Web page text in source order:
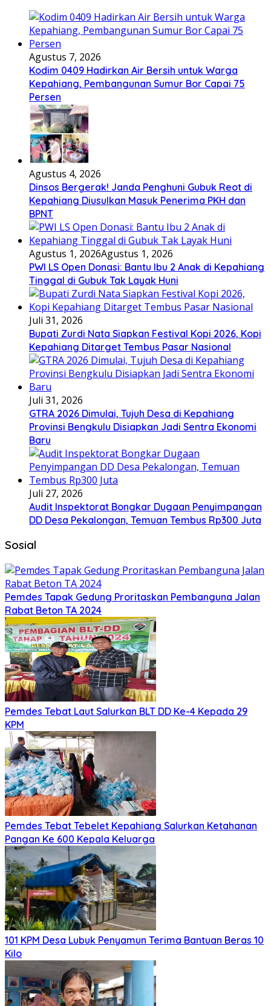
Agustus 7, 2026
Kodim 0409 Hadirkan Air Bersih untuk Warga
Kepahiang, Pembangunan Sumur Bor Capai 75
Persen
Agustus 4, 2026
Dinsos Bergerak! Janda Penghuni Gubuk Reot di
Kepahiang Diusulkan Masuk Penerima PKH dan
BPNT
Agustus 1, 2026Agustus 1, 2026
PWI LS Open Donasi: Bantu Ibu 2 Anak di Kepahiang
Tinggal di Gubuk Tak Layak Huni
Juli 31, 2026
Bupati Zurdi Nata Siapkan Festival Kopi 2026, Kopi
Kepahiang Ditarget Tembus Pasar Nasional
Juli 31, 2026
GTRA 2026 Dimulai, Tujuh Desa di Kepahiang
Provinsi Bengkulu Disiapkan Jadi Sentra Ekonomi
Baru
Juli 27, 2026
Audit Inspektorat Bongkar Dugaan Penyimpangan
DD Desa Pekalongan, Temuan Tembus Rp300 Juta
Sosial
Pemdes Tapak Gedung Proritaskan Pembanguna Jalan
Rabat Beton TA 2024
Pemdes Tebat Laut Salurkan BLT DD Ke-4 Kepada 29
KPM
Pemdes Tebat Tebelet Kepahiang Salurkan Ketahanan
Pangan Ke 600 Kepala Keluarga
101 KPM Desa Lubuk Penyamun Terima Bantuan Beras 10
Kilo